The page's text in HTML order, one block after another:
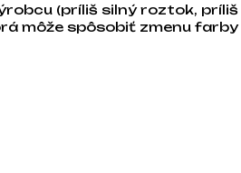
(príliš silný roztok,
môže spôsobiť zmenu